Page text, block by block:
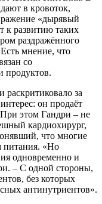
в кровоток,
«дырявый
к развитию таких
раздражённого
мнение, что
со
продуктов.
за
он продаёт
этом Гандри – не
кардиохирург,
что многие
питания. «Но
одновременно и
– С одной стороны,
без которых
антинутриентов».